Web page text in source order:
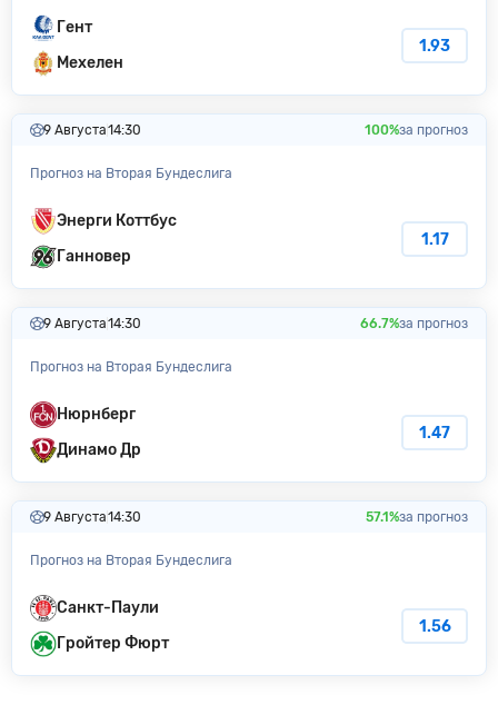
Гент
Мехелен
1.93
9 Августа14:30 100%за прогноз
Прогноз на Вторая Бундеслига
Энерги Коттбус
Ганновер
1.17
9 Августа14:30 66.7%за прогноз
Прогноз на Вторая Бундеслига
Нюрнберг
Динамо Др
1.47
9 Августа14:30 57.1%за прогноз
Прогноз на Вторая Бундеслига
Санкт-Паули
Гройтер Фюрт
1.56